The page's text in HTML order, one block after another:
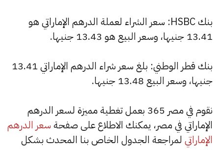
بنك HSBC: سعر الشراء لعملة الدرهم الإماراتي هو
13.41 جنيها، وسعر البيع هو 13.43 جنيها.
بنك قطر الوطني: بلغ سعر شراء الدرهم الإماراتي 13.41
جنيها، وسعر البيع 13.48 جنيها.
نقوم في مصر 365 بعمل تغطية مميزة لسعر الدرهم
الإماراتي في مصر، يمكنك الاطلاع على صفحة سعر الدرهم
الإماراتي لمراجعة الجدول الخاص بنا المحدث بشكل